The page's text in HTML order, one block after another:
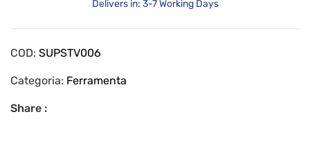
Delivers in: 3-7 Working Days
COD: SUPSTV006
Categoria: Ferramenta
Share :